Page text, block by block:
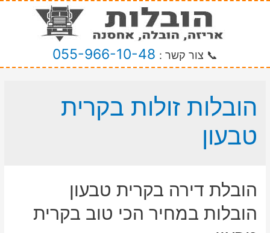
📞 צור קשר : 055-966-10-48
הובלות זולות בקרית
טבעון
הובלת דירה בקרית טבעון
הובלות במחיר הכי טוב בקרית